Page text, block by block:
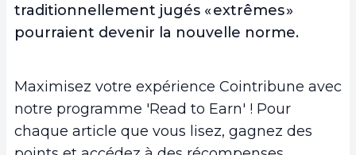
traditionnellement jugés « extrêmes »
pourraient devenir la nouvelle norme.
Maximisez votre expérience Cointribune avec
notre programme 'Read to Earn' ! Pour
chaque article que vous lisez, gagnez des